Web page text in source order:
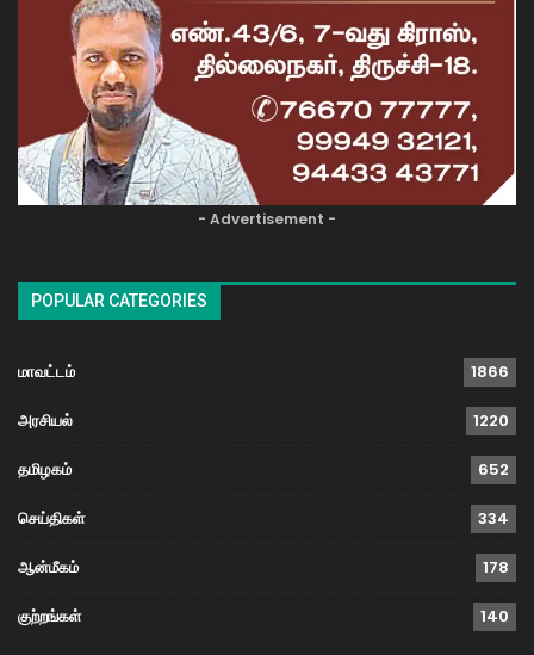
- Advertisement -
POPULAR CATEGORIES
மாவட்டம் 1866
அரசியல் 1220
தமிழகம் 652
செய்திகள் 334
ஆன்மீகம் 178
குற்றங்கள் 140